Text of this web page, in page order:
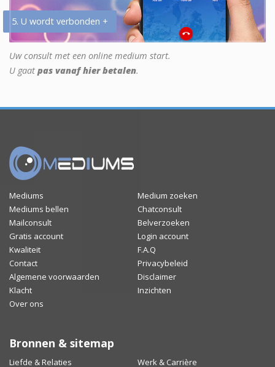
5. U wordt verbonden +
Uw consult met een online medium start.
U gaat pas vanaf hier betalen.
Mediums
Medium zoeken
Mediums bellen
Chatconsult
Mailconsult
Belverzoeken
Gratis account
Login account
Kwaliteit
F.A.Q
Contact
Privacybeleid
Algemene voorwaarden
Disclaimer
Klacht
Inzichten
Over ons
Bronnen & sitemap
Liefde & Relaties Werk & Carrière